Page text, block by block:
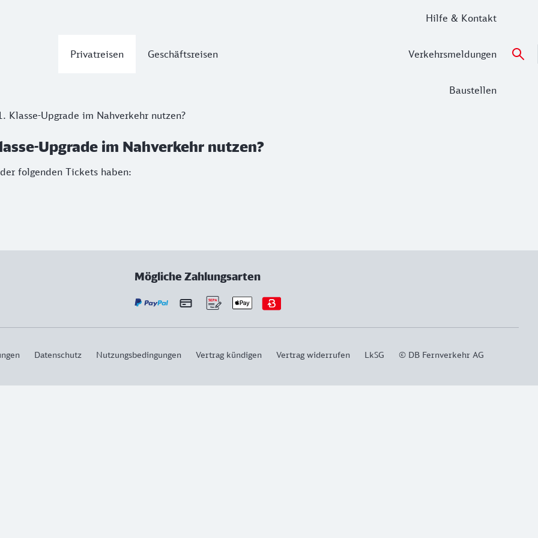
Privatreisen Geschäftsreisen
Hilfe & Kontakt
Verkehrsmeldungen
Baustellen
Klasse-Upgrade im Nahverkehr nutzen?
Upgrade im Nahverkehr nutzen?
folgenden Tickets haben:
Mögliche Zahlungsarten
Datenschutz Nutzungsbedingungen Vertrag kündigen Vertrag widerrufen LkSG © DB Fernverkehr AG